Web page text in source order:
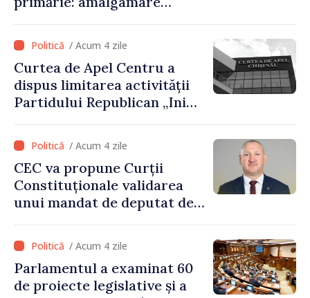
stimulente de peste 28 de
milioane de lei oferite de
Guvern
/ Acum 4 zile
Curtea de Apel Centru a
dispus limitarea activității
Partidului Republican „Inima
/ Acum 4 zile
CEC va propune Curții
Constituționale validarea
unui mandat de deputat de
/ Acum 4 zile
Parlamentul a examinat 60
de proiecte legislative și a